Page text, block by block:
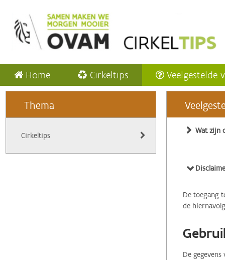
Home Cirkeltips Veelgestelde
Thema
Cirkeltips
Wat zijn
De toegang
de
De